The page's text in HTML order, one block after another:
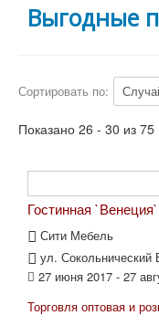
Выгодные
Сортировать по:
Показано 26 - 30 из 75
Гостинная `Венеция`
Сити Мебель
ул.
27 июня 2017 - 27
Торговля оптовая и